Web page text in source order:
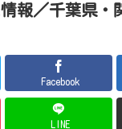
報／千葉県・
Facebook
LINE